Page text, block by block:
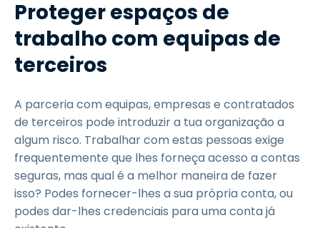
Proteger espaços de
trabalho com equipas de
terceiros
A parceria com equipas, empresas e contratados
de terceiros pode introduzir a tua organização a
algum risco. Trabalhar com estas pessoas exige
frequentemente que lhes forneça acesso a contas
seguras, mas qual é a melhor maneira de fazer
isso? Podes fornecer-lhes a sua própria conta, ou
podes dar-lhes credenciais para uma conta já